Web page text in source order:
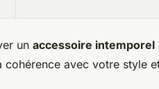
un accessoire intemporel
cohérence avec votre style